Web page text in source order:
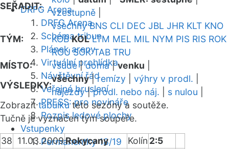
DRFG Arena
DRFG Arena
Schéma tribun
Plánek areny
Virtuální prohlídka
Návštěvní řád
Veřejné bruslení
PRESS: pro novináře
Rozpis ledové plochy
Vstupenky
Permanentky 18/19
SEŘADIT:
vzestupně
TÝM:
všechny BNS CLI DEC JBL JHR KLT KNO
KOB KOL LTM MEL MIL NYM PIS RIS ROK
ROU SOK TAB TRU
MÍSTO:
všude|doma|venku
VÝSLEDKY:
všechny|remízy výhry v prodl.
nájezdy|prodl. nebo náj. s nulou
Zobrazittabulkutéto sezóny a soutěže.
Tučně je vyznačen tým soupeře.
38 11.03.2009Rokycany Kolín 2:5